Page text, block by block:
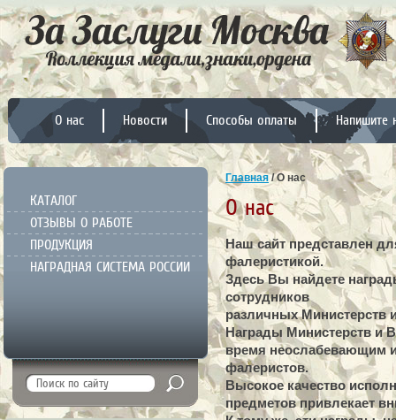
О нас Новости Способы оплаты Напишите
КАТАЛОГ
ОТЗЫВЫ О РАБОТЕ
ПРОДУКЦИЯ
НАГРАДНАЯ СИСТЕМА РОССИИ
Главная/О нас
О нас
Наш сайт представлен
фалеристикой.
Здесь Вы найдете
сотрудников
различных Министерств
Награды Министерств и
время неослабевающим
фалеристов.
Высокое качество
предметов привлекает